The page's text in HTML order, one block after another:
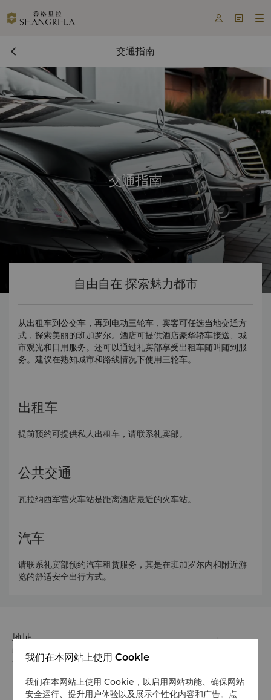
  
交通指南
交通指南
自由自在 探索魅力都市
从出租车到公交车，再到电动三轮车，宾客可任选当地交通方
式，探索美丽的班加罗尔。酒店可提供酒店豪华轿车接送、城
市观光和日用服务。还可以通过礼宾部享受出租车随叫随到服
务。建议在熟知城市和路线情况下使用三轮车。
出租车
提前预约可提供私人出租车，请联系礼宾部。
公共交通
瓦拉纳西军营火车站是距离酒店最近的火车站。
汽车
请联系礼宾部预约汽车租赁服务，其是在班加罗尔内和附近游
览的舒适安全出行方式。
地址
印度No 56-6B Palace Road, Bengaluru 邮政编码 560
001
电话
我们在本网站上使用 Cookie
我们在本网站上使用 Cookie，以启用网站功能、确保网站
安全运行、提升用户体验以及展示个性化内容和广告。点